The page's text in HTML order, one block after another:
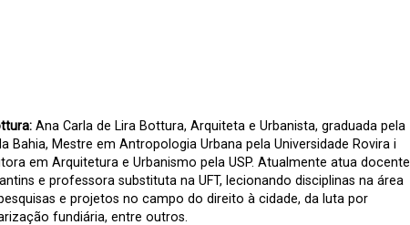
Ana Carla de Lira Bottura, Arquiteta e Urbanista, graduada pela
Bahia, Mestre em Antropologia Urbana pela Universidade Rovira i
em Arquitetura e Urbanismo pela USP. Atualmente atua docente
e professora substituta na UFT, lecionando disciplinas na área
e projetos no campo do direito à cidade, da luta por
fundiária, entre outros.